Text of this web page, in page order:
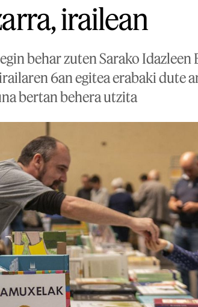
irailean
behar zuten Sarako
6an egitea erabaki dute
bertan behera utzita